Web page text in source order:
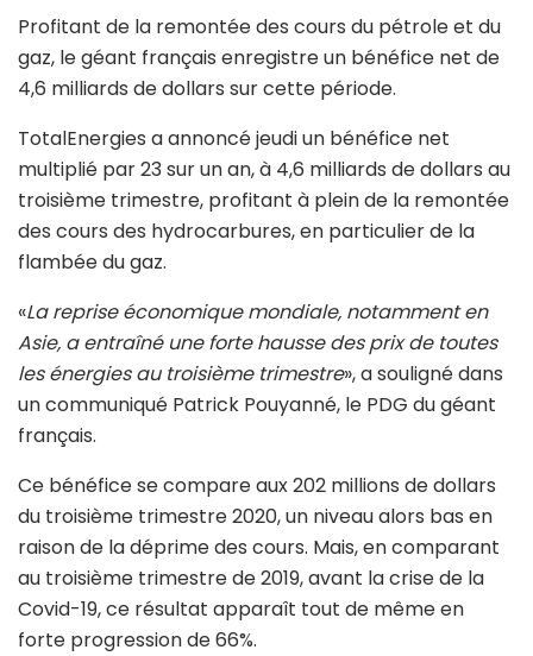
Profitant de la remontée des cours du pétrole et du
gaz, le géant français enregistre un bénéfice net de
4,6 milliards de dollars sur cette période.
TotalEnergies a annoncé jeudi un bénéfice net
multiplié par 23 sur un an, à 4,6 milliards de dollars au
troisième trimestre, profitant à plein de la remontée
des cours des hydrocarbures, en particulier de la
flambée du gaz.
«La reprise économique mondiale, notamment en
Asie, a entraîné une forte hausse des prix de toutes
les énergies au troisième trimestre», a souligné dans
un communiqué Patrick Pouyanné, le PDG du géant
français.
Ce bénéfice se compare aux 202 millions de dollars
du troisième trimestre 2020, un niveau alors bas en
raison de la déprime des cours. Mais, en comparant
au troisième trimestre de 2019, avant la crise de la
Covid-19, ce résultat apparaît tout de même en
forte progression de 66%.